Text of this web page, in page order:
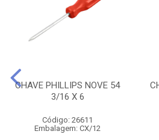
CHAVE PHILLIPS NOVE 54
3/16 X 6
Código: 26611
Embalagem: CX/12